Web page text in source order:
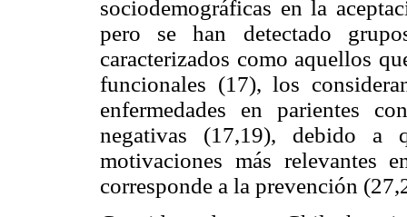
sociodemográficas en la
pero se han detectado
caracterizados como aquellos
funcionales (17), los
enfermedades en parientes
negativas (17,19), debido
motivaciones más relevantes
corresponde a la prevención